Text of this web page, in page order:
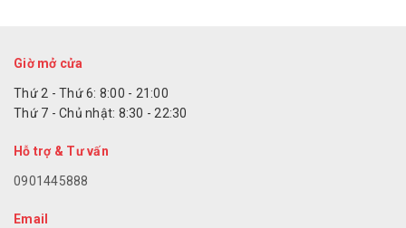
Giờ mở cửa
Thứ 2 - Thứ 6: 8:00 - 21:00
Thứ 7 - Chủ nhật: 8:30 - 22:30
Hỗ trợ & Tư vấn
0901445888
Email